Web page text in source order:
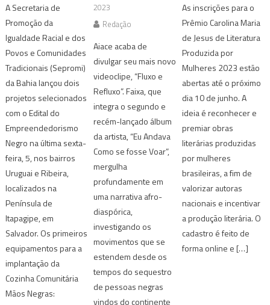
A Secretaria de
Promoção da
Igualdade Racial e dos
Povos e Comunidades
Tradicionais (Sepromi)
da Bahia lançou dois
projetos selecionados
com o Edital do
Empreendedorismo
Negro na última sexta-
feira, 5, nos bairros
Uruguai e Ribeira,
localizados na
Península de
Itapagipe, em
Salvador. Os primeiros
equipamentos para a
implantação da
Cozinha Comunitária
Mãos Negras:
2023
Redação
Aiace acaba de
divulgar seu mais novo
videoclipe, “Fluxo e
Refluxo”. Faixa, que
integra o segundo e
recém-lançado álbum
da artista, “Eu Andava
Como se fosse Voar”,
mergulha
profundamente em
uma narrativa afro-
diaspórica,
investigando os
movimentos que se
estendem desde os
tempos do sequestro
de pessoas negras
vindos do continente
As inscrições para o
Prêmio Carolina Maria
de Jesus de Literatura
Produzida por
Mulheres 2023 estão
abertas até o próximo
dia 10 de junho. A
ideia é reconhecer e
premiar obras
literárias produzidas
por mulheres
brasileiras, a fim de
valorizar autoras
nacionais e incentivar
a produção literária. O
cadastro é feito de
forma online e […]